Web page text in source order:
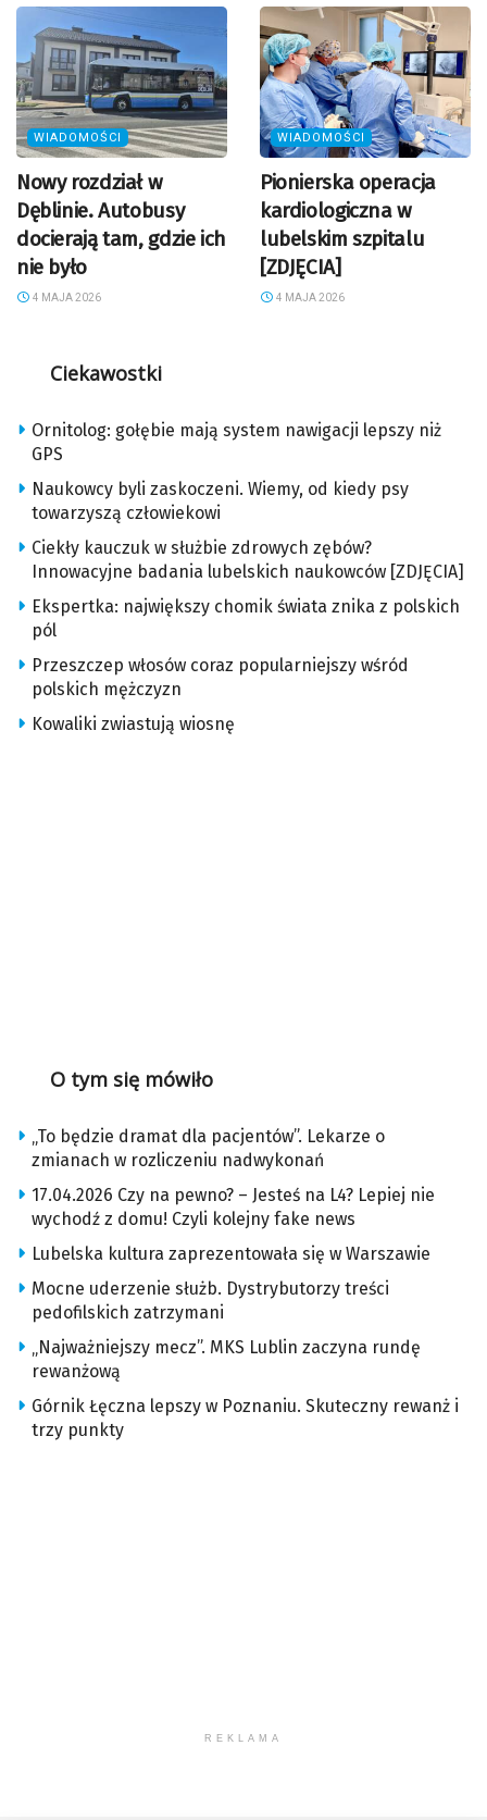
WIADOMOŚCI
Nowy rozdział w
Dęblinie. Autobusy
docierają tam, gdzie ich
nie było
4 MAJA 2026
WIADOMOŚCI
Pionierska operacja
kardiologiczna w
lubelskim szpitalu
[ZDJĘCIA]
4 MAJA 2026
Ciekawostki
Ornitolog: gołębie mają system nawigacji lepszy niż
GPS
Naukowcy byli zaskoczeni. Wiemy, od kiedy psy
towarzyszą człowiekowi
Ciekły kauczuk w służbie zdrowych zębów?
Innowacyjne badania lubelskich naukowców [ZDJĘCIA]
Ekspertka: największy chomik świata znika z polskich
pól
Przeszczep włosów coraz popularniejszy wśród
polskich mężczyzn
Kowaliki zwiastują wiosnę
O tym się mówiło
„To będzie dramat dla pacjentów”. Lekarze o
zmianach w rozliczeniu nadwykonań
17.04.2026 Czy na pewno? – Jesteś na L4? Lepiej nie
wychodź z domu! Czyli kolejny fake news
Lubelska kultura zaprezentowała się w Warszawie
Mocne uderzenie służb. Dystrybutorzy treści
pedofilskich zatrzymani
„Najważniejszy mecz”. MKS Lublin zaczyna rundę
rewanżową
Górnik Łęczna lepszy w Poznaniu. Skuteczny rewanż i
trzy punkty
REKLAMA